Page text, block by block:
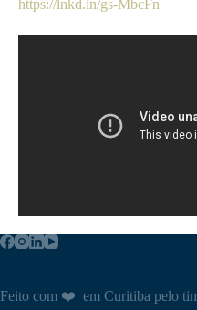
https://lnkd.in/gs-MbcFn
Feito com ❤️ em Curitiba pelo